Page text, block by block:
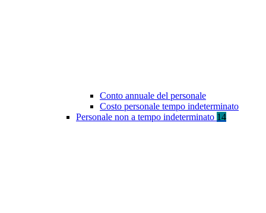
Conto annuale del personale
Costo personale tempo indeterminato
Personale non a tempo indeterminato 14